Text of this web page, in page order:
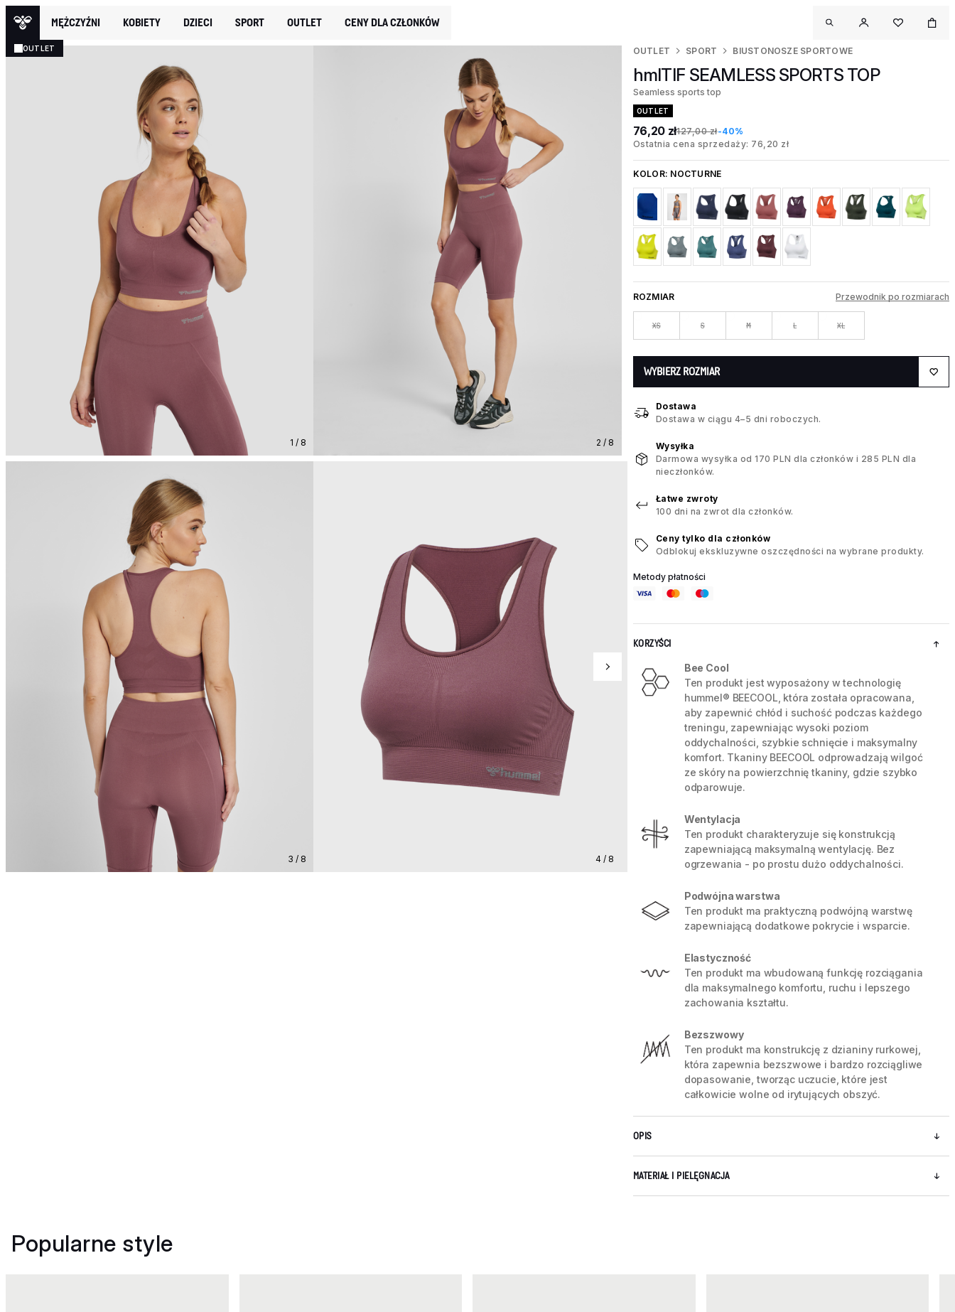
MĘŻCZYŹNI KOBIETY DZIECI SPORT OUTLET CENY DLA CZŁONKÓW
OUTLET
1 / 8 2 / 8
3 / 8 4 / 8
OUTLET SPORT BIUSTONOSZE SPORTOWE
hmlTIF SEAMLESS SPORTS TOP
Seamless sports top
OUTLET
76,20 zł127,00 zł-40%
Ostatnia cena sprzedaży: 76,20 zł
KOLOR: NOCTURNE
ROZMIAR Przewodnik po rozmiarach
XS S M L XL
WYBIERZ ROZMIAR
Dostawa
Dostawa w ciągu 4–5 dni roboczych.
Wysyłka
Darmowa wysyłka od 170 PLN dla członków i 285 PLN dla
nieczłonków.
Łatwe zwroty
100 dni na zwrot dla członków.
Ceny tylko dla członków
Odblokuj ekskluzywne oszczędności na wybrane produkty.
Metody płatności
KORZYŚCI
Bee Cool
Ten produkt jest wyposażony w technologię
hummel® BEECOOL, która została opracowana,
aby zapewnić chłód i suchość podczas każdego
treningu, zapewniając wysoki poziom
oddychalności, szybkie schnięcie i maksymalny
komfort. Tkaniny BEECOOL odprowadzają wilgoć
ze skóry na powierzchnię tkaniny, gdzie szybko
odparowuje.
Wentylacja
Ten produkt charakteryzuje się konstrukcją
zapewniającą maksymalną wentylację. Bez
ogrzewania - po prostu dużo oddychalności.
Podwójna warstwa
Ten produkt ma praktyczną podwójną warstwę
zapewniającą dodatkowe pokrycie i wsparcie.
Elastyczność
Ten produkt ma wbudowaną funkcję rozciągania
dla maksymalnego komfortu, ruchu i lepszego
zachowania kształtu.
Bezszwowy
Ten produkt ma konstrukcję z dzianiny rurkowej,
która zapewnia bezszwowe i bardzo rozciągliwe
dopasowanie, tworząc uczucie, które jest
całkowicie wolne od irytujących obszyć.
OPIS
MATERIAŁ I PIELĘGNACJA
Popularne style